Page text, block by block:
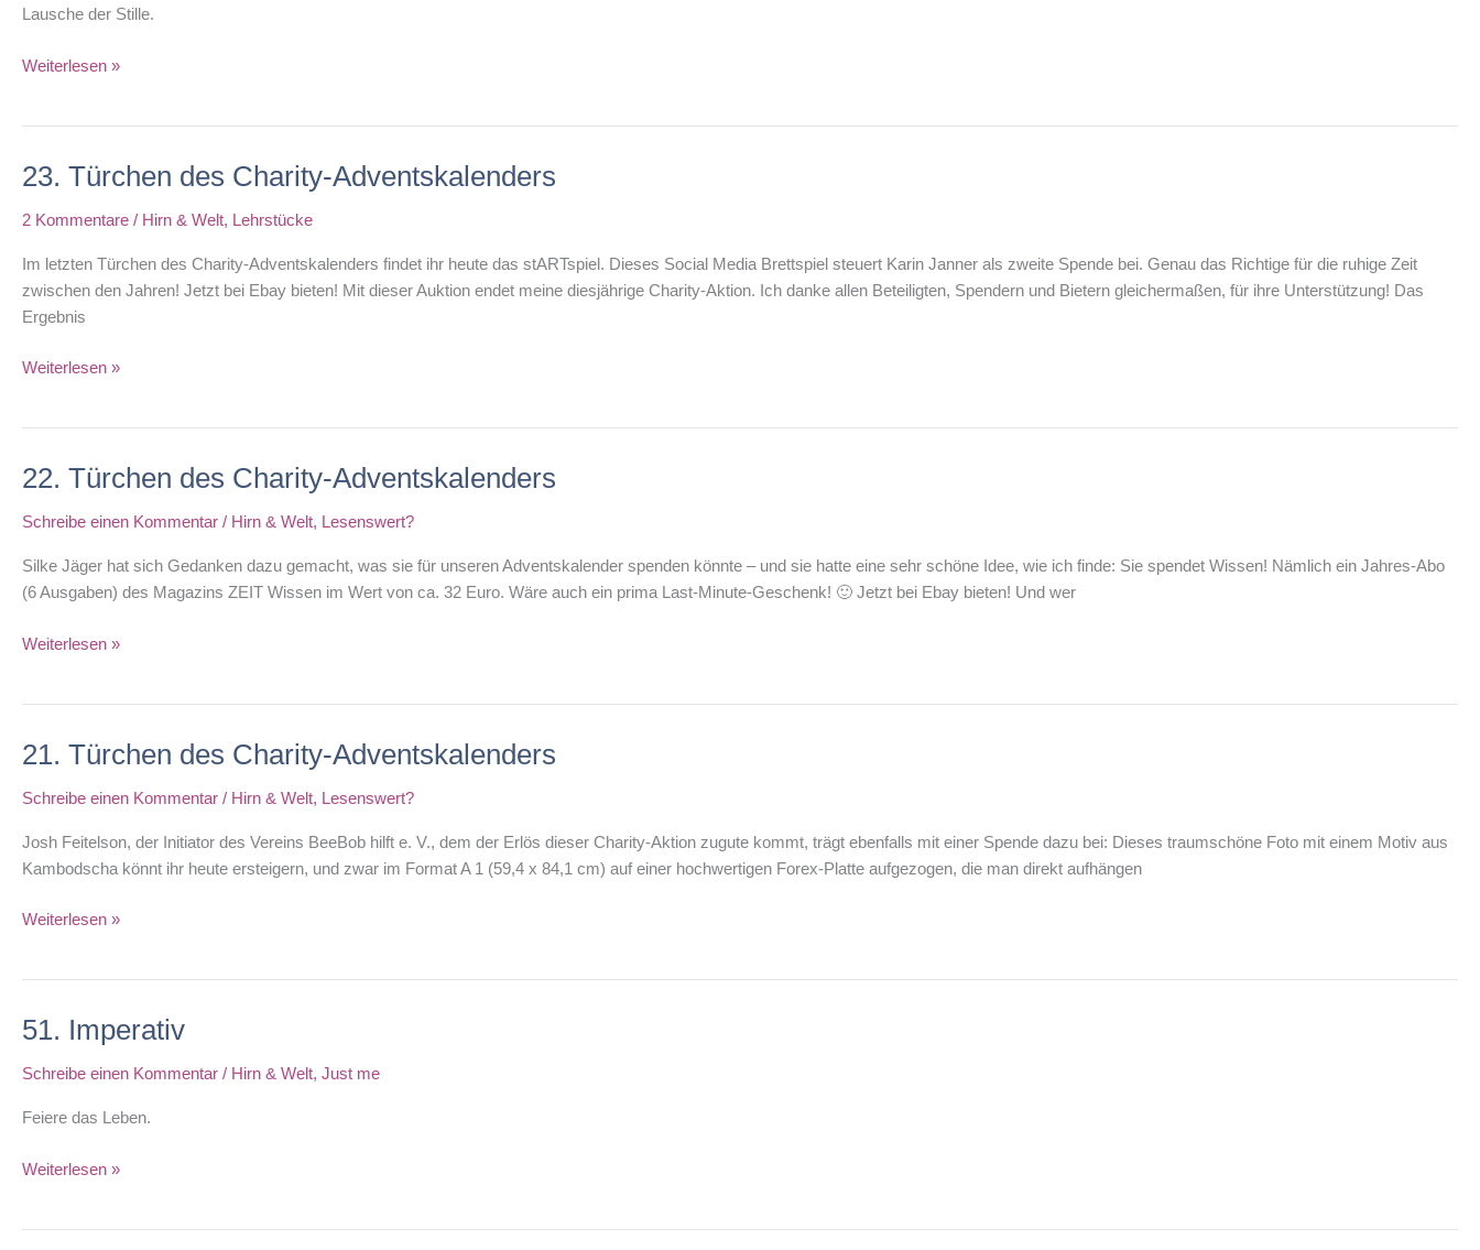
Lausche der Stille.
52.
Weiterlesen »
23. Türchen des Charity-Adventskalenders
2 Kommentare / Hirn & Welt, Lehrstücke
Im letzten Türchen des Charity-Adventskalenders findet ihr heute das stARTspiel. Dieses Social Media Brettspiel steuert Karin Janner als zweite Spende bei. Genau das Richtige für die ruhige Zeit
zwischen den Jahren! Jetzt bei Ebay bieten! Mit dieser Auktion endet meine diesjährige Charity-Aktion. Ich danke allen Beteiligten, Spendern und Bietern gleichermaßen, für ihre Unterstützung! Das
Ergebnis
23.
Adventskalenders
Weiterlesen »
22. Türchen des Charity-Adventskalenders
Schreibe einen Kommentar / Hirn & Welt, Lesenswert?
Silke Jäger hat sich Gedanken dazu gemacht, was sie für unseren Adventskalender spenden könnte – und sie hatte eine sehr schöne Idee, wie ich finde: Sie spendet Wissen! Nämlich ein Jahres-Abo
(6 Ausgaben) des Magazins ZEIT Wissen im Wert von ca. 32 Euro. Wäre auch ein prima Last-Minute-Geschenk! 🙂 Jetzt bei Ebay bieten! Und wer
22.
Adventskalenders
Weiterlesen »
21. Türchen des Charity-Adventskalenders
Schreibe einen Kommentar / Hirn & Welt, Lesenswert?
Josh Feitelson, der Initiator des Vereins BeeBob hilft e. V., dem der Erlös dieser Charity-Aktion zugute kommt, trägt ebenfalls mit einer Spende dazu bei: Dieses traumschöne Foto mit einem Motiv aus
Kambodscha könnt ihr heute ersteigern, und zwar im Format A 1 (59,4 x 84,1 cm) auf einer hochwertigen Forex-Platte aufgezogen, die man direkt aufhängen
21.
Adventskalenders
Weiterlesen »
51. Imperativ
Schreibe einen Kommentar / Hirn & Welt, Just me
Feiere das Leben.
51.
Weiterlesen »